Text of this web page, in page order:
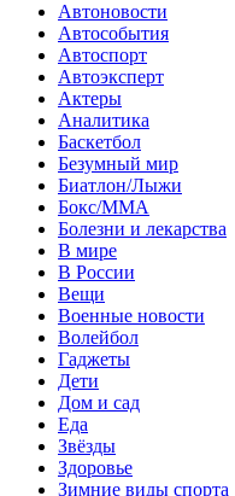
Автоновости
Автособытия
Автоспорт
Автоэксперт
Актеры
Аналитика
Баскетбол
Безумный мир
Биатлон/Лыжи
Бокс/MMA
Болезни и лекарства
В мире
В России
Вещи
Военные новости
Волейбол
Гаджеты
Дети
Дом и сад
Еда
Звёзды
Здоровье
Зимние виды спорта